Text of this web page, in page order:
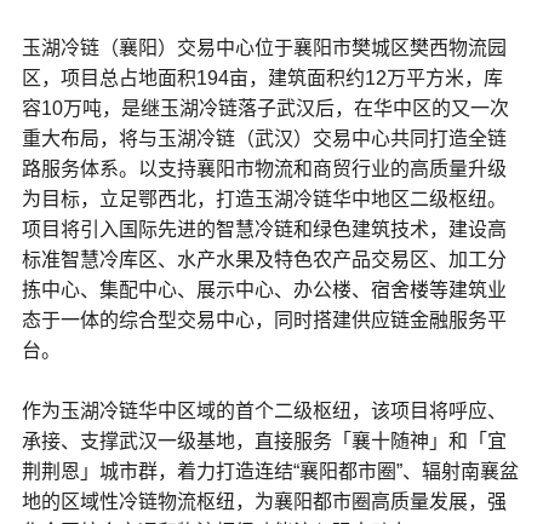
玉湖冷链（襄阳）交易中心位于襄阳市樊城区樊西物流园
区，项目总占地面积194亩，建筑面积约12万平方米，库
容10万吨，是继玉湖冷链落子武汉后，在华中区的又一次
重大布局，将与玉湖冷链（武汉）交易中心共同打造全链
路服务体系。以支持襄阳市物流和商贸行业的高质量升级
为目标，立足鄂西北，打造玉湖冷链华中地区二级枢纽。
项目将引入国际先进的智慧冷链和绿色建筑技术，建设高
标准智慧冷库区、水产水果及特色农产品交易区、加工分
拣中心、集配中心、展示中心、办公楼、宿舍楼等建筑业
态于一体的综合型交易中心，同时搭建供应链金融服务平
台。
作为玉湖冷链华中区域的首个二级枢纽，该项目将呼应、
承接、支撑武汉一级基地，直接服务「襄十随神」和「宜
荆荆恩」城市群，着力打造连结“襄阳都市圈”、辐射南襄盆
地的区域性冷链物流枢纽，为襄阳都市圈高质量发展，强